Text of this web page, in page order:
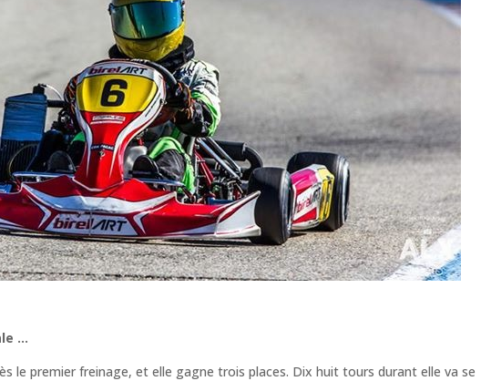
…
le premier freinage, et elle gagne trois places. Dix huit tours durant elle va se